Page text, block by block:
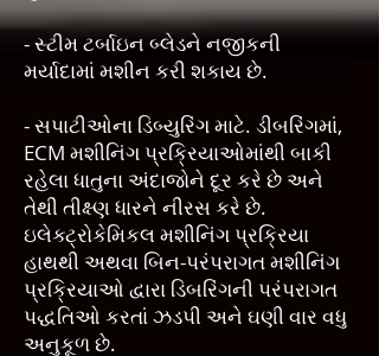
- સ્ટીમ ટર્બાઇન બ્લેડને નજીકની
મર્યાદામાં મશીન કરી શકાય છે.
- સપાટીઓના ડિબ્યુરિંગ માટે. ડીબરિંગમાં,
ECM મશીનિંગ પ્રક્રિયાઓમાંથી બાકી
રહેલા ધાતુના અંદાજોને દૂર કરે છે અને
તેથી તીક્ષ્ણ ધારને નીરસ કરે છે.
ઇલેક્ટ્રોકેમિકલ મશીનિંગ પ્રક્રિયા
હાથથી અથવા બિન-પરંપરાગત મશીનિંગ
પ્રક્રિયાઓ દ્વારા ડિબરિંગની પરંપરાગત
પદ્ધતિઓ કરતાં ઝડપી અને ઘણી વાર વધુ
અનુકૂળ છે.